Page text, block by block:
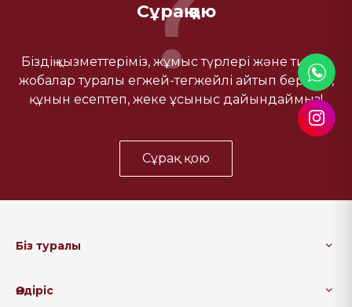
Сұрақ қою
Біздің қызметтеріміз, жұмыс түрлері және типтік
жобалар туралы егжей-тегжейлі айтып береміз,
құнын есептеп, жеке ұсыныс дайындаймыз!
Сұрақ қою
Біз туралы
Өндіріс